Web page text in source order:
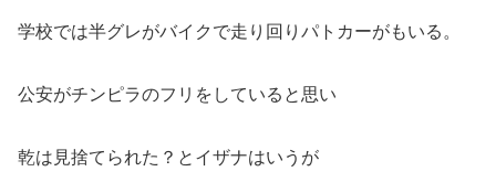
学校では半グレがバイクで走り回りパトカーがもいる。
公安がチンピラのフリをしていると思い
乾は見捨てられた？とイザナはいうが